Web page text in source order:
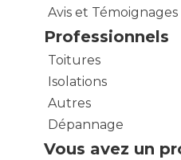
Avis et Témoignages
Professionnels
Toitures
Isolations
Autres
Dépannage
Vous avez un